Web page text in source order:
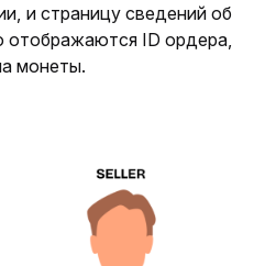
и страницу сведений об
отображаются ID ордера,
монеты.